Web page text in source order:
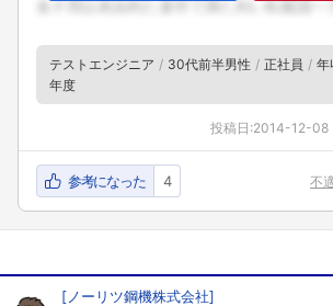
テストエンジニア 30代前半男性 正社員 年
年度
投稿日:2014-12-08
参考になった 4 不
[ ノーリツ鋼機株式会社]